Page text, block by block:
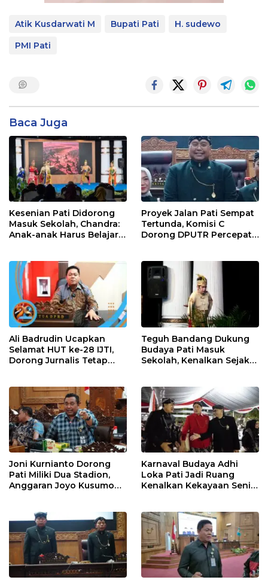
Atik Kusdarwati M Bupati Pati
H. sudewo
PMI Pati
Baca Juga
Kesenian Pati Didorong
Masuk Sekolah, Chandra:
Anak-anak Harus Belajar
Proyek Jalan Pati Sempat
Tertunda, Komisi C
Dorong DPUTR Percepat
Ali Badrudin Ucapkan
Selamat HUT ke-28 IJTI,
Dorong Jurnalis Tetap
Teguh Bandang Dukung
Budaya Pati Masuk
Sekolah, Kenalkan Sejak
Joni Kurnianto Dorong
Pati Miliki Dua Stadion,
Anggaran Joyo Kusumo
Karnaval Budaya Adhi
Loka Pati Jadi Ruang
Kenalkan Kekayaan Seni